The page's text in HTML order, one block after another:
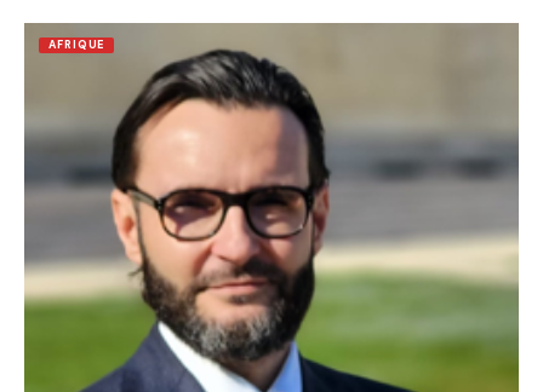
AFRIQUE